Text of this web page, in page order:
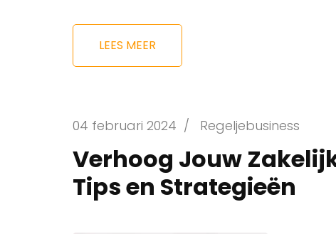
LEES MEER
04 februari 2024 / Regeljebusiness
Verhoog Jouw
Tips en Strategieën